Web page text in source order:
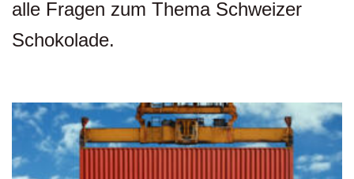
alle Fragen zum Thema Schweizer
Schokolade.